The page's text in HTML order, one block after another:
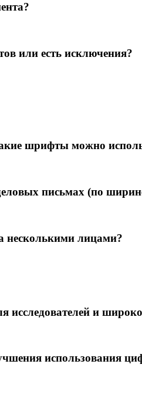
или есть исключения?
шрифты можно
письмах (по
несколькими лицами?
исследователей и
использования